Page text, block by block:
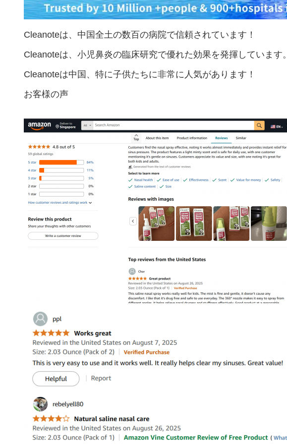
Cleanoteは、中国全土の数百の病院で信頼されています！
Cleanoteは、小児鼻炎の臨床研究で優れた効果を発揮しています。
Cleanoteは中国、特に子供たちに非常に人気があります！
お客様の声